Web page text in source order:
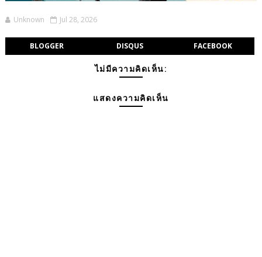
Unknown Jul 28, 2026
BLOGGER DISQUS FACEBOOK
ไม่มีความคิดเห็น:
แสดงความคิดเห็น